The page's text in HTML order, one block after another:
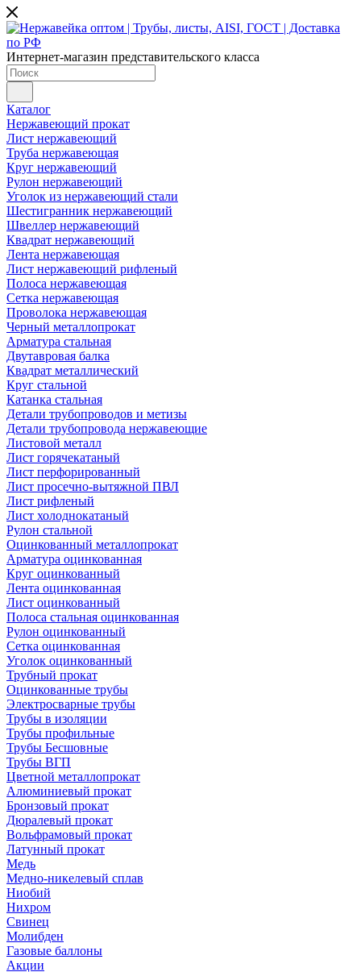
Интернет-магазин представительского класса
Каталог
Нержавеющий прокат
Лист нержавеющий
Труба нержавеющая
Круг нержавеющий
Рулон нержавеющий
Уголок из нержавеющий стали
Шестигранник нержавеющий
Швеллер нержавеющий
Квадрат нержавеющий
Лента нержавеющая
Лист нержавеющий рифленый
Полоса нержавеющая
Сетка нержавеющая
Проволока нержавеющая
Черный металлопрокат
Арматура стальная
Двутавровая балка
Квадрат металлический
Круг стальной
Катанка стальная
Детали трубопроводов и метизы
Детали трубопровода нержавеющие
Листовой металл
Лист горячекатаный
Лист перфорированный
Лист просечно-вытяжной ПВЛ
Лист рифленый
Лист холоднокатаный
Рулон стальной
Оцинкованный металлопрокат
Арматура оцинкованная
Круг оцинкованный
Лента оцинкованная
Лист оцинкованный
Полоса стальная оцинкованная
Рулон оцинкованный
Сетка оцинкованная
Уголок оцинкованный
Трубный прокат
Оцинкованные трубы
Электросварные трубы
Трубы в изоляции
Трубы профильные
Трубы Бесшовные
Трубы ВГП
Цветной металлопрокат
Алюминиевый прокат
Бронзовый прокат
Дюралевый прокат
Вольфрамовый прокат
Латунный прокат
Медь
Медно-никелевый сплав
Ниобий
Нихром
Свинец
Молибден
Газовые баллоны
Акции